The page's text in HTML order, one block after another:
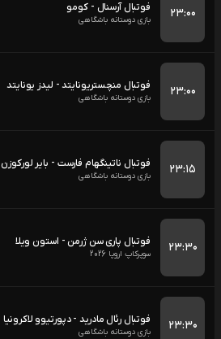
۲۳:۰۰ فوتبال آرسنال - کومو
بازی دوستانه باشگاهی
۲۳:۰۰ فوتبال منچستریونایتد - لیدز یونایتد
بازی دوستانه باشگاهی
۲۳:۱۵ فوتبال ناتینگهام فارست - بایر لورکوزن
بازی دوستانه باشگاهی
۲۳:۳۰ فوتبال پاری سن ژرمن - استون ویلا
سوپرکاپ اروپا 2026
۲۳:۳۰ فوتبال رئال مادرید - دپورتیوو لاکرونیا
بازی دوستانه باشگاهی